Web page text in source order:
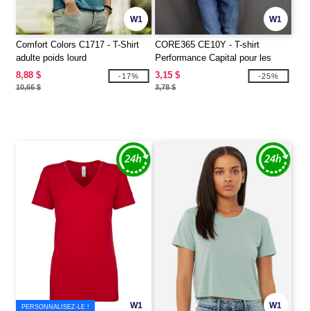
W1
Comfort Colors C1717 - T-Shirt
adulte poids lourd
8,88 $
10,66 $
-17%
W1
CORE365 CE10Y - T-shirt
Performance Capital pour les
jeunes
3,15 $
3,78 $
-25%
W1
PERSONNALISEZ-LE ! W1